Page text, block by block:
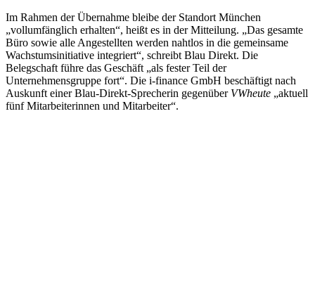
Im Rahmen der Übernahme bleibe der Standort München
„vollumfänglich erhalten“, heißt es in der Mitteilung. „Das gesamte
Büro sowie alle Angestellten werden nahtlos in die gemeinsame
Wachstumsinitiative integriert“, schreibt Blau Direkt. Die
Belegschaft führe das Geschäft „als fester Teil der
Unternehmensgruppe fort“. Die i-finance GmbH beschäftigt nach
Auskunft einer Blau-Direkt-Sprecherin gegenüber VWheute „aktuell
fünf Mitarbeiterinnen und Mitarbeiter“.